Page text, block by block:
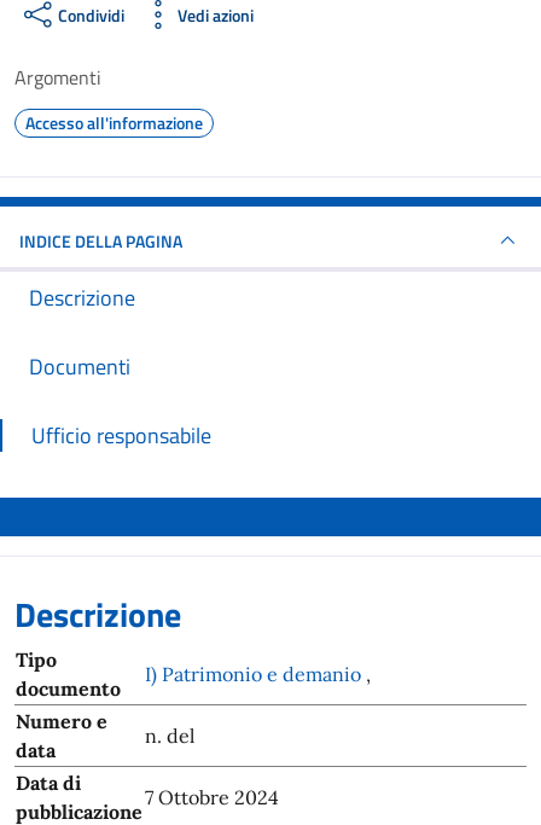
Condividi Vedi azioni
Argomenti
Accesso all'informazione
INDICE DELLA PAGINA
Descrizione
Documenti
Ufficio responsabile
Descrizione
Tipo
documento
I) Patrimonio e demanio ,
Numero e
data
n. del
Data di
pubblicazione
7 Ottobre 2024